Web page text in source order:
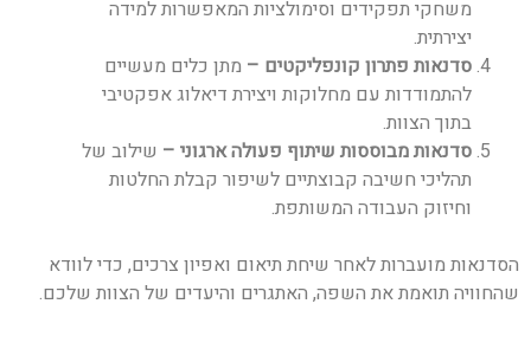
משחקי תפקידים וסימולציות המאפשרות למידה
יצירתית.
סדנאות פתרון קונפליקטים – מתן כלים מעשיים
להתמודדות עם מחלוקות ויצירת דיאלוג אפקטיבי
בתוך הצוות.
סדנאות מבוססות שיתוף פעולה ארגוני – שילוב של
תהליכי חשיבה קבוצתיים לשיפור קבלת החלטות
וחיזוק העבודה המשותפת.
הסדנאות מועברות לאחר שיחת תיאום ואפיון צרכים, כדי לוודא
שהחוויה תואמת את השפה, האתגרים והיעדים של הצוות שלכם.